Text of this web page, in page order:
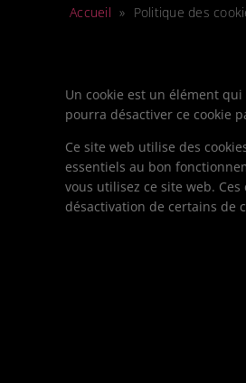
Accueil » Politique des
Un cookie est un élément
pourra désactiver ce cookie
Ce site web utilise des
essentiels au bon
vous utilisez ce site web.
désactivation de certains de